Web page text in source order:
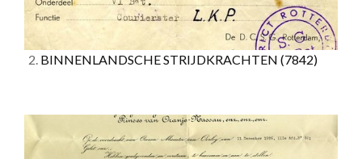
2. BINNENLANDSCHE STRIJDKRACHTEN (7842)